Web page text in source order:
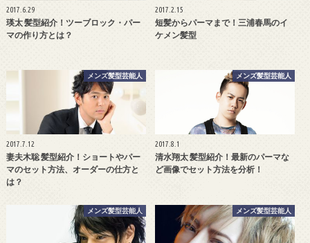
2017.6.29
瑛太 髪型紹介！ツーブロック・パー
マの作り方とは？
2017.2.15
短髪からパーマまで！三浦春馬のイ
ケメン髪型
メンズ髪型芸能人
2017.7.12
妻夫木聡 髪型紹介！ショートやパー
マのセット方法、オーダーの仕方と
は？
メンズ髪型芸能人
2017.8.1
清水翔太 髪型紹介！最新のパーマな
ど画像でセット方法を分析！
メンズ髪型芸能人 メンズ髪型芸能人